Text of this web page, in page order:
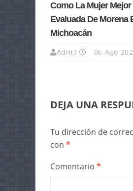
Como La Mujer Mejor
Evaluada De Morena
Michoacán
Adm3 06 Ago
DEJA UNA
Tu dirección de
con *
Comentario *